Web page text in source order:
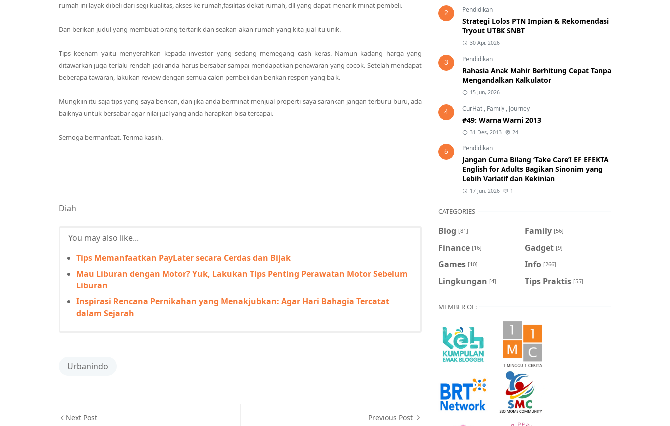
rumah ini layak dibeli dari segi kualitas, akses ke rumah,fasilitas dekat rumah, dll yang dapat menarik minat pembeli.
Dan berikan judul yang membuat orang tertarik dan seakan-akan rumah yang kita jual itu unik.
Tips keenam yaitu menyerahkan kepada investor yang sedang memegang cash keras. Namun kadang harga yang
ditawarkan juga terlalu rendah jadi anda harus bersabar sampai mendapatkan penawaran yang cocok. Setelah mendapat
beberapa tawaran, lakukan review dengan semua calon pembeli dan berikan respon yang baik.
Mungkiin itu saja tips yang saya berikan, dan jika anda berminat menjual properti saya sarankan jangan terburu-buru, ada
baiknya untuk bersabar agar nilai jual yang anda harapkan bisa tercapai.
Semoga bermanfaat. Terima kasiih.
Diah
You may also like...
Tips Memanfaatkan PayLater secara Cerdas dan Bijak
Mau Liburan dengan Motor? Yuk, Lakukan Tips Penting Perawatan Motor Sebelum
Liburan
Inspirasi Rencana Pernikahan yang Menakjubkan: Agar Hari Bahagia Tercatat
dalam Sejarah
Urbanindo
Next Post Previous Post
2 Pendidikan
Strategi Lolos PTN Impian & Rekomendasi
Tryout UTBK SNBT
30 Apr, 2026
3 Pendidikan
Rahasia Anak Mahir Berhitung Cepat Tanpa
Mengandalkan Kalkulator
15 Jun, 2026
4 CurHat , Family , Journey
#49: Warna Warni 2013
31 Des, 2013 24
5 Pendidikan
Jangan Cuma Bilang ‘Take Care’! EF EFEKTA
English for Adults Bagikan Sinonim yang
Lebih Variatif dan Kekinian
17 Jun, 2026 1
CATEGORIES
Blog [81] Family [56]
Finance [16] Gadget [9]
Games [10] Info [266]
Lingkungan [4] Tips Praktis [55]
MEMBER OF: